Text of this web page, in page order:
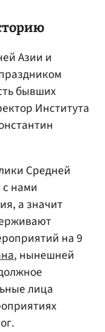
Азии и
бывших
Института
Средней
с нами
а значит
на 9
, нынешней
лица